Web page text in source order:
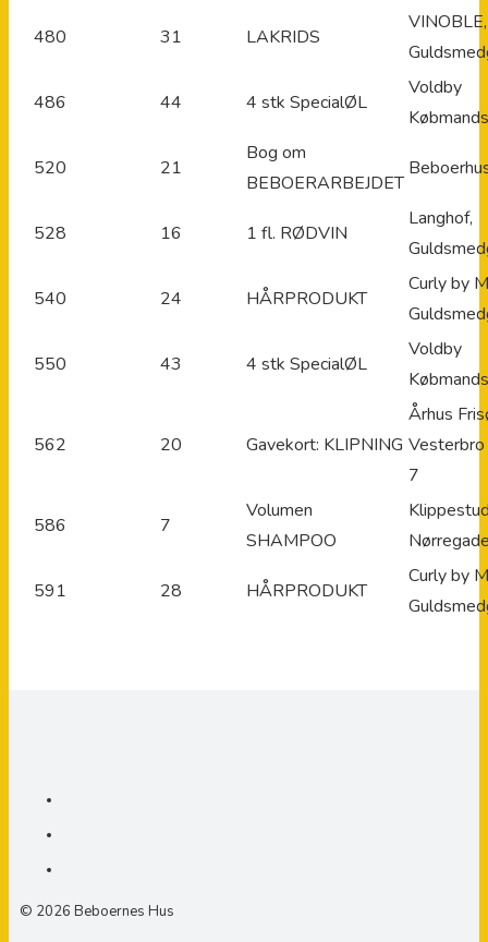
480 31 LAKRIDS
VINOBLE,
486 44 4 stk SpecialØL
Voldby
520 21
Bog om
BEBOERARBEJDET
528 16 1 fl. RØDVIN
Langhof,
540 24 HÅRPRODUKT
Curly by
550 43 4 stk SpecialØL
Voldby
562 20 Gavekort: KLIPNING
Århus
Vesterbro
7
586 7
Volumen
SHAMPOO
591 28 HÅRPRODUKT
Curly by
© 2026 Beboernes Hus